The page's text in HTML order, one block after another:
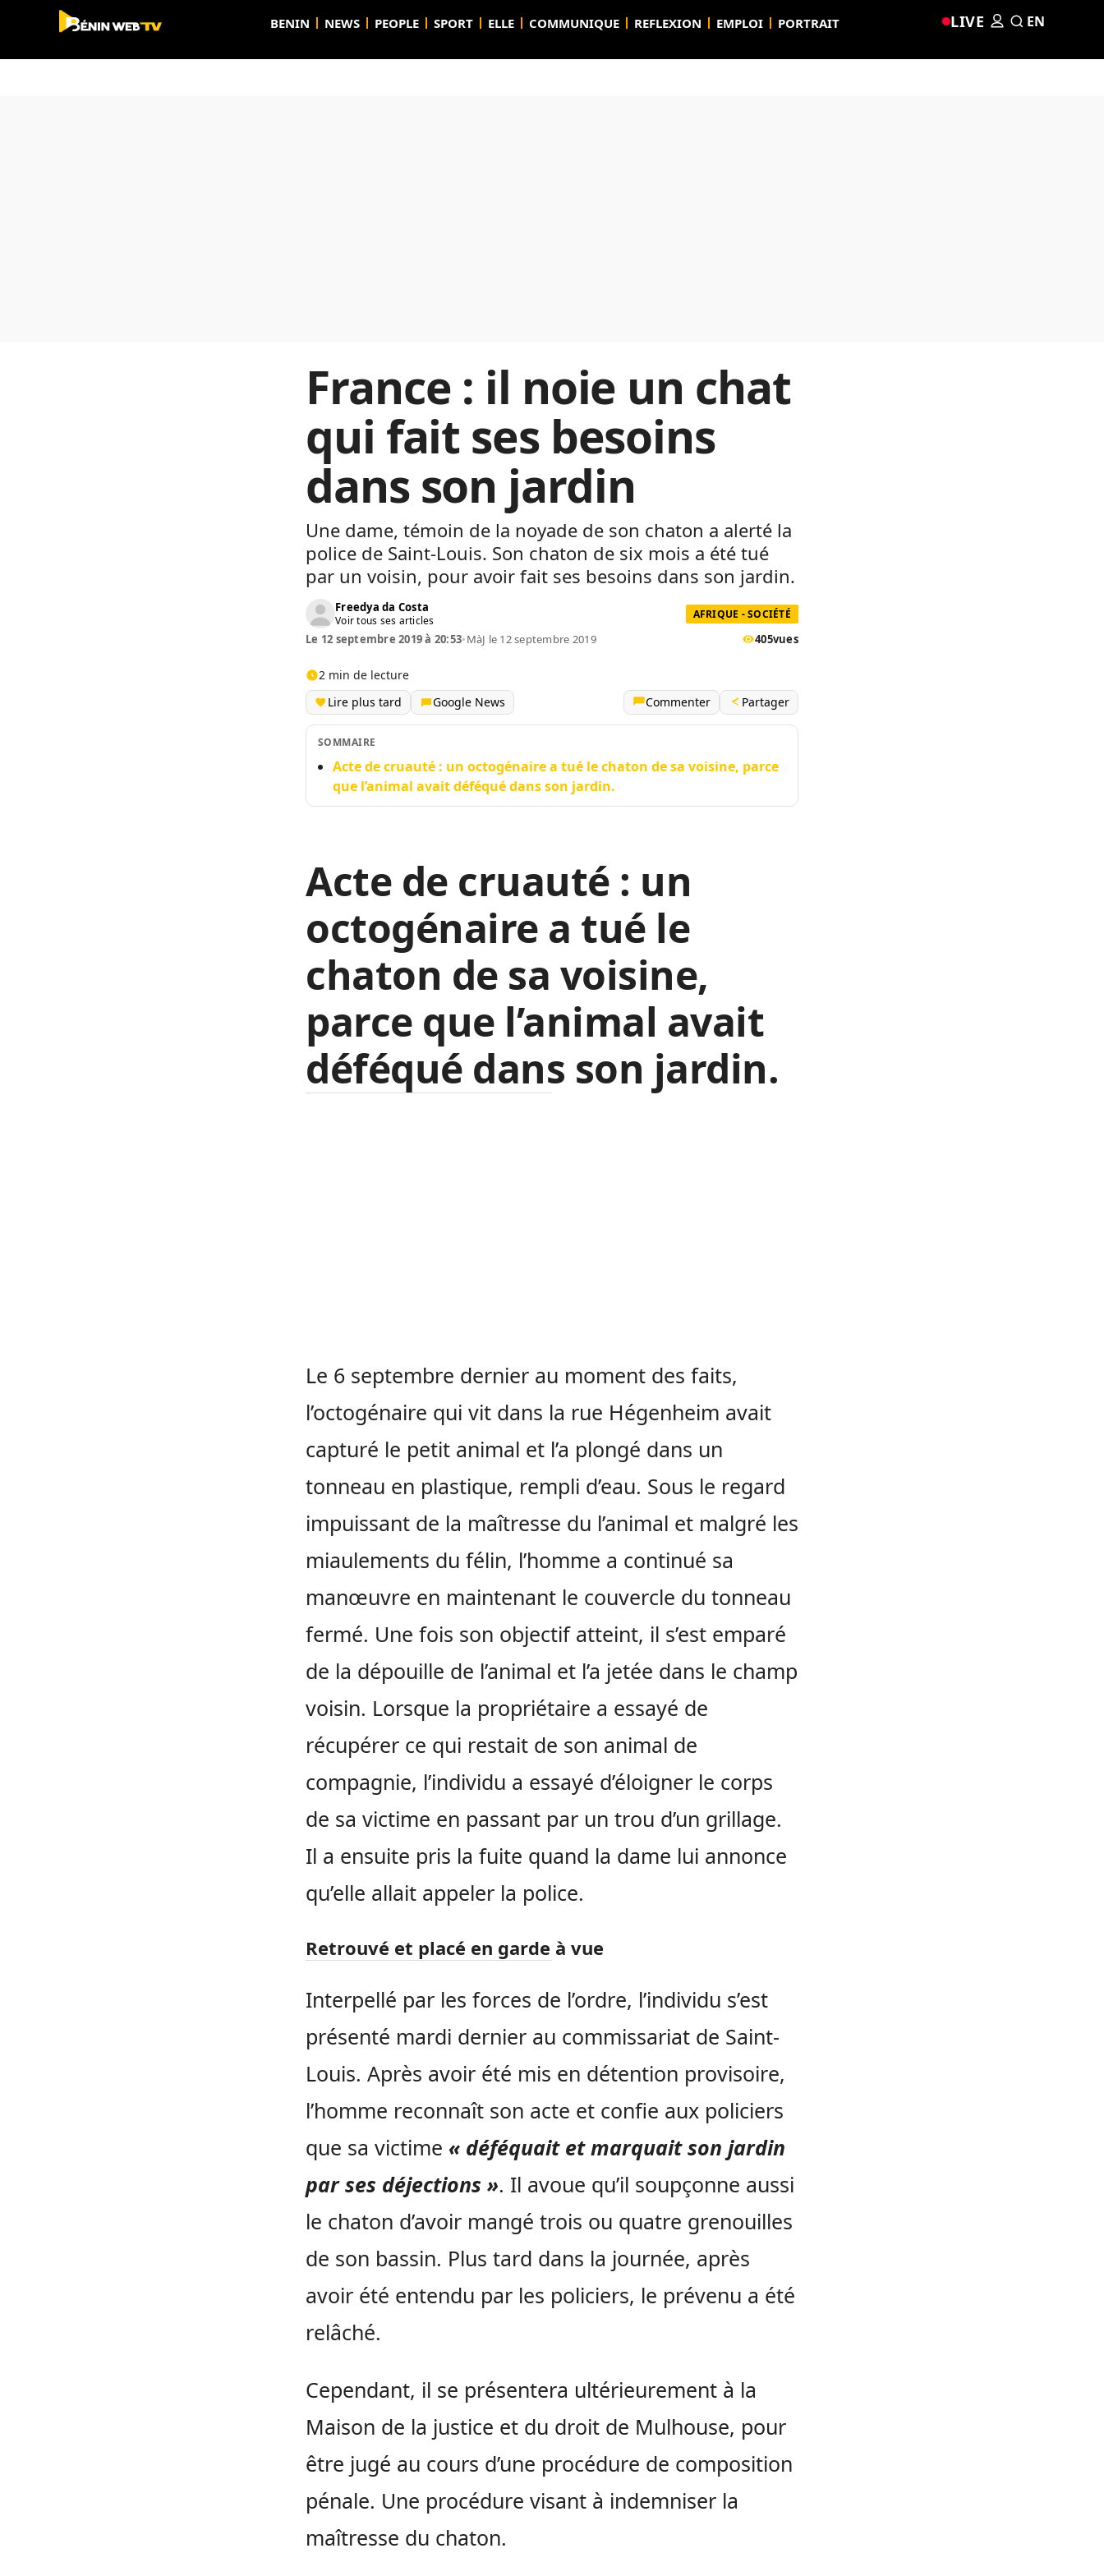
BENIN NEWS PEOPLE SPORT ELLE COMMUNIQUE REFLEXION EMPLOI PORTRAIT LIVE EN
France : il noie un chat
qui fait ses besoins
dans son jardin
Une dame, témoin de la noyade de son chaton a alerté la
police de Saint-Louis. Son chaton de six mois a été tué
par un voisin, pour avoir fait ses besoins dans son jardin.
Freedya da Costa
Voir tous ses articles AFRIQUE - SOCIÉTÉ
Le 12 septembre 2019 à 20:53•MàJ le 12 septembre 2019 405vues
2 min de lecture
Lire plus tard
Google News Commenter Partager
SOMMAIRE
Acte de cruauté : un octogénaire a tué le chaton de sa voisine, parce
que l’animal avait déféqué dans son jardin.
Acte de cruauté : un
octogénaire a tué le
chaton de sa voisine,
parce que l’animal avait
déféqué dans son jardin.
Le 6 septembre dernier au moment des faits,
l’octogénaire qui vit dans la rue Hégenheim avait
capturé le petit animal et l’a plongé dans un
tonneau en plastique, rempli d’eau. Sous le regard
impuissant de la maîtresse du l’animal et malgré les
miaulements du félin, l’homme a continué sa
manœuvre en maintenant le couvercle du tonneau
fermé. Une fois son objectif atteint, il s’est emparé
de la dépouille de l’animal et l’a jetée dans le champ
voisin. Lorsque la propriétaire a essayé de
récupérer ce qui restait de son animal de
compagnie, l’individu a essayé d’éloigner le corps
de sa victime en passant par un trou d’un grillage.
Il a ensuite pris la fuite quand la dame lui annonce
qu’elle allait appeler la police.
Retrouvé et placé en garde à vue
Interpellé par les forces de l’ordre, l’individu s’est
présenté mardi dernier au commissariat de Saint-
Louis. Après avoir été mis en détention provisoire,
l’homme reconnaît son acte et confie aux policiers
que sa victime « déféquait et marquait son jardin
par ses déjections ». Il avoue qu’il soupçonne aussi
le chaton d’avoir mangé trois ou quatre grenouilles
de son bassin. Plus tard dans la journée, après
avoir été entendu par les policiers, le prévenu a été
relâché.
Cependant, il se présentera ultérieurement à la
Maison de la justice et du droit de Mulhouse, pour
être jugé au cours d’une procédure de composition
pénale. Une procédure visant à indemniser la
maîtresse du chaton.